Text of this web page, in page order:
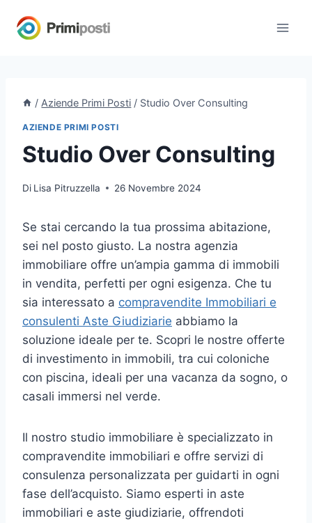
/ Aziende Primi Posti / Studio Over Consulting
AZIENDE PRIMI POSTI
Studio Over Consulting
Di Lisa Pitruzzella 26 Novembre 2024
Se stai cercando la tua prossima abitazione,
sei nel posto giusto. La nostra agenzia
immobiliare offre un’ampia gamma di immobili
in vendita, perfetti per ogni esigenza. Che tu
sia interessato a compravendite Immobiliari e
consulenti Aste Giudiziarie abbiamo la
soluzione ideale per te. Scopri le nostre offerte
di investimento in immobili, tra cui coloniche
con piscina, ideali per una vacanza da sogno, o
casali immersi nel verde.
Il nostro studio immobiliare è specializzato in
compravendite immobiliari e offre servizi di
consulenza personalizzata per guidarti in ogni
fase dell’acquisto. Siamo esperti in aste
immobiliari e aste giudiziarie, offrendoti